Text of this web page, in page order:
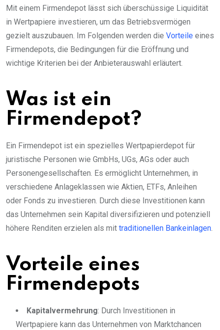
Mit einem Firmendepot lässt sich überschüssige Liquidität
in Wertpapiere investieren, um das Betriebsvermögen
gezielt auszubauen. Im Folgenden werden die Vorteile eines
Firmendepots, die Bedingungen für die Eröffnung und
wichtige Kriterien bei der Anbieterauswahl erläutert.
Was ist ein
Firmendepot?
Ein Firmendepot ist ein spezielles Wertpapierdepot für
juristische Personen wie GmbHs, UGs, AGs oder auch
Personengesellschaften. Es ermöglicht Unternehmen, in
verschiedene Anlageklassen wie Aktien, ETFs, Anleihen
oder Fonds zu investieren. Durch diese Investitionen kann
das Unternehmen sein Kapital diversifizieren und potenziell
höhere Renditen erzielen als mit traditionellen Bankeinlagen.
Vorteile eines
Firmendepots
Kapitalvermehrung: Durch Investitionen in
Wertpapiere kann das Unternehmen von Marktchancen